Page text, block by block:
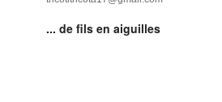
... de fils en aiguilles